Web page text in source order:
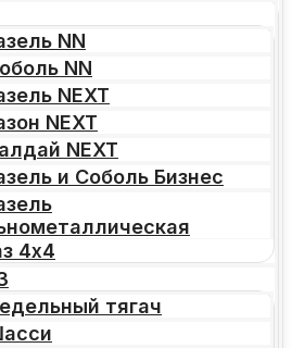
NN
NN
NEXT
NEXT
NEXT
и Соболь Бизнес
4х4
тягач